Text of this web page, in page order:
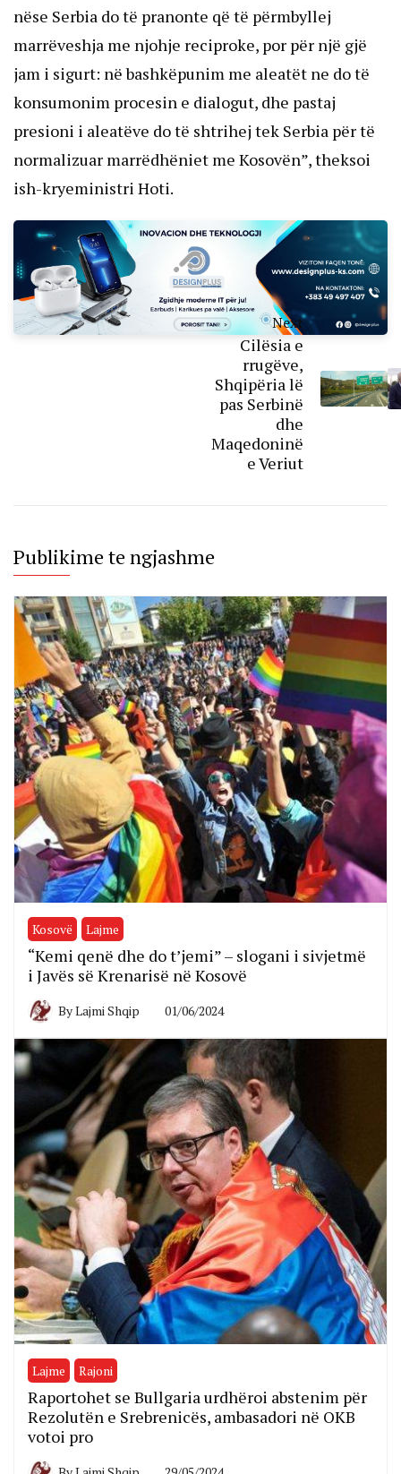
nëse Serbia do të pranonte që të përmbyllej
marrëveshja me njohje reciproke, por për një gjë
jam i sigurt: në bashkëpunim me aleatët ne do të
konsumonim procesin e dialogut, dhe pastaj
presioni i aleatëve do të shtrihej tek Serbia për të
normalizuar marrëdhëniet me Kosovën”, theksoi
ish-kryeministri Hoti.
Next
Cilësia e
rrugëve,
Shqipëria lë
pas Serbinë
dhe
Maqedoninë
e Veriut
Publikime te ngjashme
Kosovë Lajme
“Kemi qenë dhe do t’jemi” – slogani i sivjetmë
i Javës së Krenarisë në Kosovë
ByLajmi Shqip 01/06/2024
Lajme Rajoni
Raportohet se Bullgaria urdhëroi abstenim për
Rezolutën e Srebrenicës, ambasadori në OKB
votoi pro